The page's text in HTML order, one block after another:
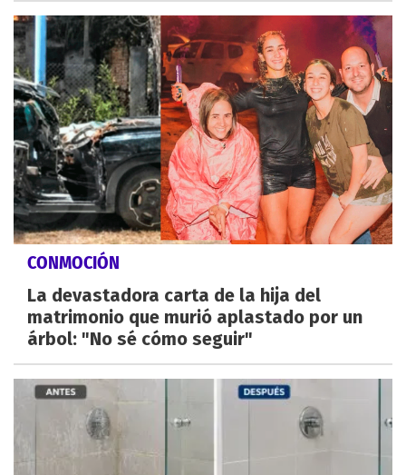
CONMOCIÓN
La devastadora carta de la hija del
matrimonio que murió aplastado por un
árbol: "No sé cómo seguir"